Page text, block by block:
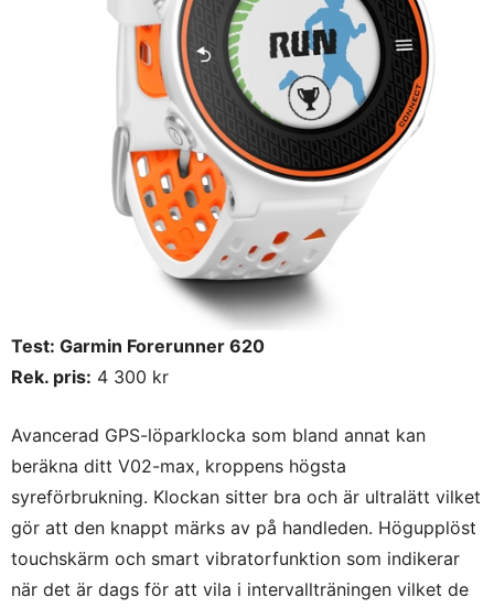
Test: Garmin Forerunner 620
Rek. pris: 4 300 kr
Avancerad GPS-löparklocka som bland annat kan
beräkna ditt V02-max, kroppens högsta
syreförbrukning. Klockan sitter bra och är ultralätt vilket
gör att den knappt märks av på handleden. Högupplöst
touchskärm och smart vibratorfunktion som indikerar
när det är dags för att vila i intervallträningen vilket de